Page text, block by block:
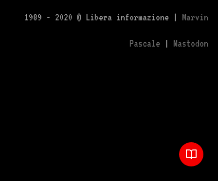
1989 - 2020 © Libera informazione | Marvin
Pascale | Mastodon